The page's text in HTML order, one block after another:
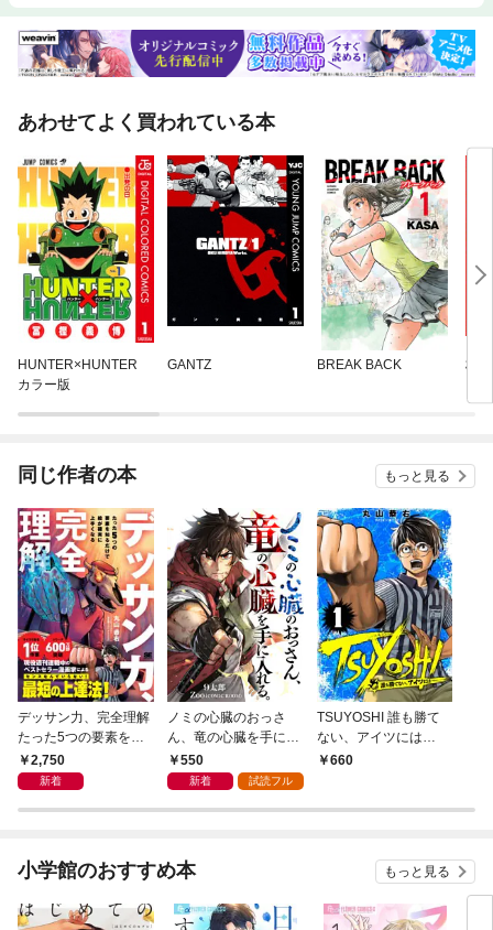
あわせてよく買われている本
HUNTER×HUNTER
カラー版
GANTZ BREAK BACK 杖
同じ作者の本 もっと見る
デッサン力、完全理解
たった5つの要素を知
るだけで絵が確実に上
手くなる
2,750
新着
ノミの心臓のおっさ
ん、竜の心臓を手に入
れる。 1巻
550
新着 試読フル
TSUYOSHI 誰も勝て
ない、アイツには
（１）
660
小学館のおすすめ本 もっと見る